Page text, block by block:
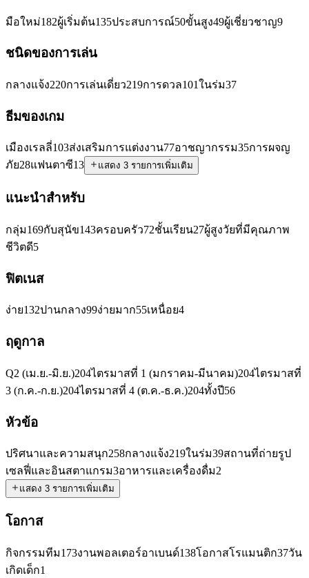
มือใหม่182ผู้เริ่มต้น135ประสบการณ์50ขั้นสูง49ผู้เชี่ยวชาญ9
ชนิดของการเล่น
กลางแจ้ง220การเล่นเดี่ยว219การดวล101ในร่ม37
ธีมของเกม
เมืองเรลลี่103ส่งเสริมการแต่งงาน77อาชญากรรม35การผจญ
ภัย28แฟนตาซี13 แสดง 3 รายการเพิ่มเติม
แนะนำสำหรับ
กลุ่ม169กับสุนัข143ครอบครัว72ชั้นเรียน27ผู้สูงวัยที่มีคุณภาพ
ชีวิตดี5
ฟิตเนส
ง่าย132ปานกลาง99ง่ายมาก55เหนื่อย4
ฤดูกาล
Q2 (เม.ย.-มิ.ย.)204ไตรมาสที่ 1 (มกราคม-มีนาคม)204ไตรมาสที่
3 (ก.ค.-ก.ย.)204ไตรมาสที่ 4 (ต.ค.-ธ.ค.)204ทั้งปี56
หัวข้อ
ปริศนาและความสนุก258กลางแจ้ง219ในร่ม39สถานที่ถ่ายรูป
เซลฟี่และอินสตาแกรม3อาหารและเครื่องดื่ม2
แสดง 3 รายการเพิ่มเติม
โอกาส
กิจกรรมทีม173งานพอลเตอร์อาเบนด์138โอกาสโรแมนติก37วัน
เกิดเด็ก1